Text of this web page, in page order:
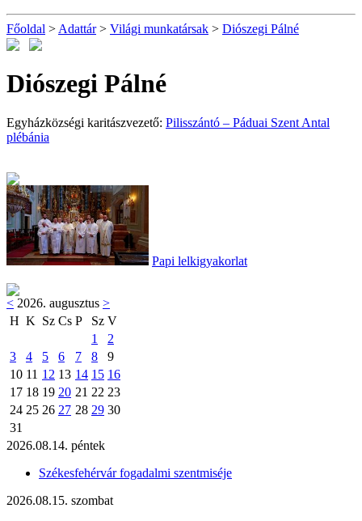
Főoldal > Adattár> Világi munkatársak > Diószegi Pálné
Diószegi Pálné
Egyházközségi karitászvezető: Pilisszántó – Páduai Szent Antal
plébánia
Papi lelkigyakorlat
< 2026. augusztus >
H K Sz Cs P Sz V
1
2
3
4 5 6 7 8
9
10 11 12 13 14 15 16
17 18 19 20 21 22 23
24 25 26 27 28 29 30
31
2026.08.14. péntek
Székesfehérvár fogadalmi szentmiséje
2026.08.15. szombat